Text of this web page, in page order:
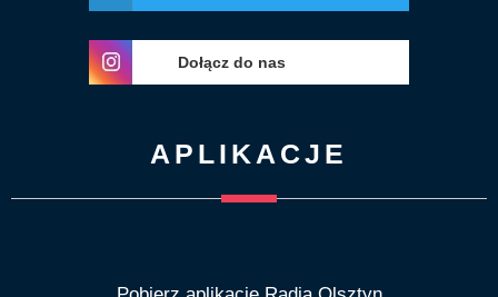
Dołącz do nas
APLIKACJE